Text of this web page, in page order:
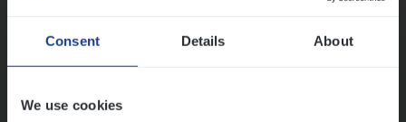
Consent Details About
We use cookies
Ons sollicitatieproces